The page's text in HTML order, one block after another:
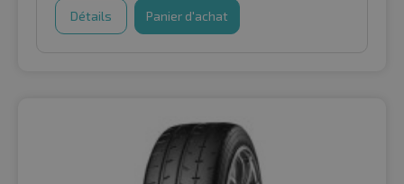
Détails Panier d'achat